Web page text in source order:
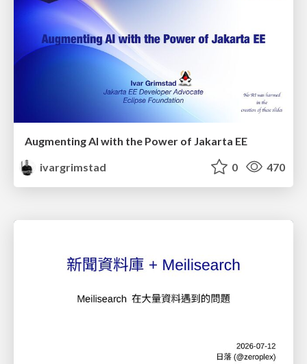
Augmenting AI with the Power of Jakarta EE
ivargrimstad
0 470